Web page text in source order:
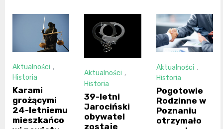
Aktualności ,
Historia
Karami
grożącymi
24-letniemu
mieszkańco
Aktualności ,
Historia
39-letni
Jarociński
obywatel
zostaje
Aktualności ,
Historia
Pogotowie
Rodzinne w
Poznaniu
otrzymało